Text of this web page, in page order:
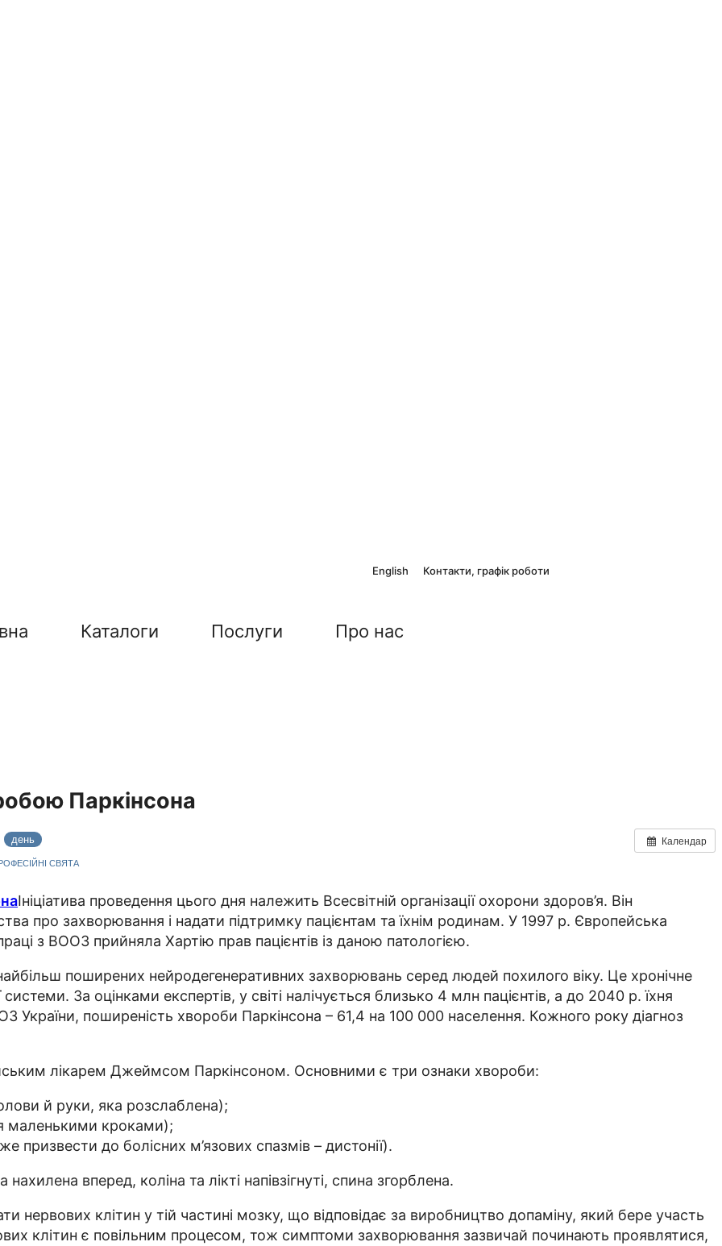
English Контакти, графік роботи
Каталоги Послуги Про нас
Паркінсона
Календар
день
СВЯТА
Ініціатива проведення цього дня належить Всесвітній організації охорони здоров’я. Він
про захворювання і надати підтримку пацієнтам та їхнім родинам. У 1997 р. Європейська
з ВООЗ прийняла Хартію прав пацієнтів із даною патологією.
поширених нейродегенеративних захворювань серед людей похилого віку. Це хронічне
За оцінками експертів, у світі налічується близько 4 млн пацієнтів, а до 2040 р. їхня
України, поширеність хвороби Паркінсона – 61,4 на 100 000 населення. Кожного року діагноз
лікарем Джеймсом Паркінсоном. Основними є три ознаки хвороби:
й руки, яка розслаблена);
маленькими кроками);
призвести до болісних м’язових спазмів – дистонії).
вперед, коліна та лікті напівзігнуті, спина згорблена.
нервових клітин у тій частині мозку, що відповідає за виробництво допаміну, який бере участь
клітин є повільним процесом, тож симптоми захворювання зазвичай починають проявлятися,